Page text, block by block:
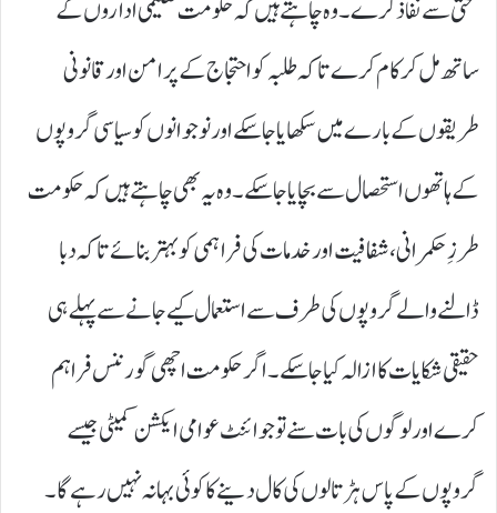
سختی سے نفاذ کرے۔ وہ چاہتے ہیں کہ حکومت تعلیمی اداروں کے
ساتھ مل کر کام کرے تاکہ طلبہ کو احتجاج کے پرامن اور قانونی
طریقوں کے بارے میں سکھایا جا سکے اور نوجوانوں کو سیاسی گروپوں
کے ہاتھوں استحصال سے بچایا جا سکے۔ وہ یہ بھی چاہتے ہیں کہ حکومت
طرزِ حکمرانی، شفافیت اور خدمات کی فراہمی کو بہتر بنائے تاکہ دبا
ڈالنے والے گروپوں کی طرف سے استعمال کیے جانے سے پہلے ہی
حقیقی شکایات کا ازالہ کیا جا سکے۔ اگر حکومت اچھی گورننس فراہم
کرے اور لوگوں کی بات سنے تو جوائنٹ عوامی ایکشن کمیٹی جیسے
گروپوں کے پاس ہڑتالوں کی کال دینے کا کوئی بہانہ نہیں رہے گا۔